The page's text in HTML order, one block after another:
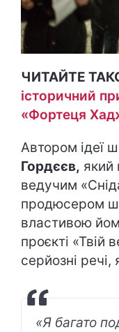
ЧИТАЙТЕ
історичний
«Фортеця
Автором ідеї
Гордєєв, який
ведучим
продюсером
властивою
проєкті «Твій
серйозні речі,
«Я багато